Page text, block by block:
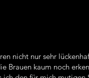
nicht nur sehr
Brauen kaum noch